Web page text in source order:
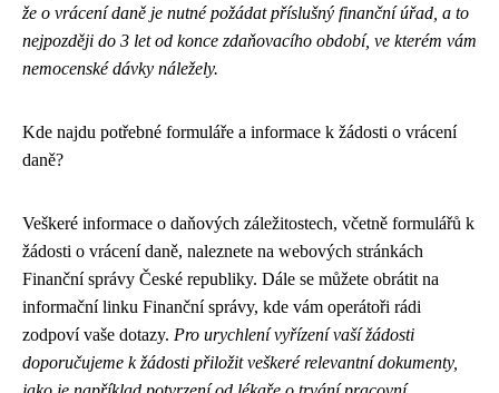
že o vrácení daně je nutné požádat příslušný finanční úřad, a to
nejpozději do 3 let od konce zdaňovacího období, ve kterém vám
nemocenské dávky náležely.
Kde najdu potřebné formuláře a informace k žádosti o vrácení
daně?
Veškeré informace o daňových záležitostech, včetně formulářů k
žádosti o vrácení daně, naleznete na webových stránkách
Finanční správy České republiky. Dále se můžete obrátit na
informační linku Finanční správy, kde vám operátoři rádi
zodpoví vaše dotazy. Pro urychlení vyřízení vaší žádosti
doporučujeme k žádosti přiložit veškeré relevantní dokumenty,